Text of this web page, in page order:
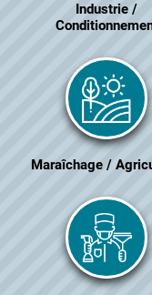
Industrie /
Maraîchage /